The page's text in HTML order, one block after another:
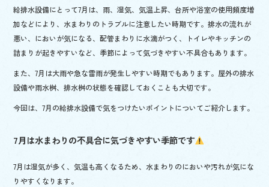
給排水設備にとって7月は、雨、湿気、気温上昇、台所や浴室の使用頻度増
加などにより、水まわりのトラブルに注意したい時期です。排水の流れが
悪い、においが気になる、配管まわりに水滴がつく、トイレやキッチンの
詰まりが起きやすいなど、季節によって気づきやすい不具合もあります。
また、7月は大雨や急な雷雨が発生しやすい時期でもあります。屋外の排水
設備や雨水桝、排水桝の状態を確認しておくことも大切です。
今回は、7月の給排水設備で気をつけたいポイントについてご紹介します。
7月は水まわりの不具合に気づきやすい季節です
7月は湿気が多く、気温も高くなるため、水まわりのにおいや汚れが気にな
りやすくなります。